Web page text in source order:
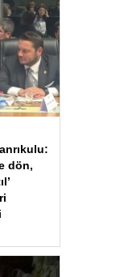
dön,